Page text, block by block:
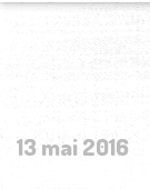
13 mai 2016